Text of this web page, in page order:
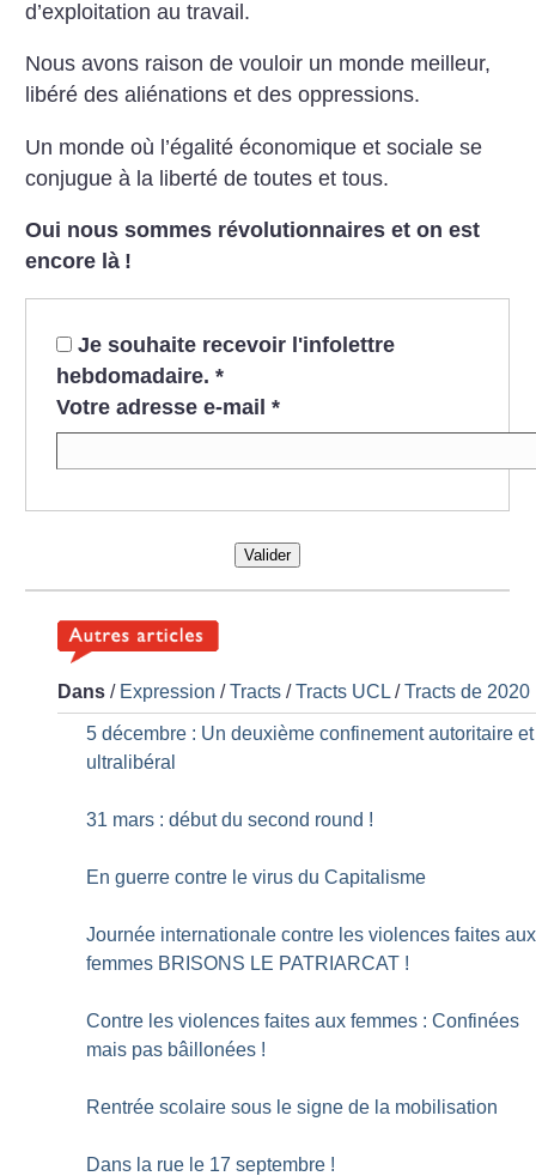
d’exploitation au travail.
Nous avons raison de vouloir un monde meilleur,
libéré des aliénations et des oppressions.
Un monde où l’égalité économique et sociale se
conjugue à la liberté de toutes et tous.
Oui nous sommes révolutionnaires et on est
encore là !
Je souhaite recevoir l'infolettre
hebdomadaire. *
Votre adresse e-mail *
Valider
Dans / Expression /Tracts /Tracts UCL /Tracts de 2020
5 décembre : Un deuxième confinement autoritaire et
ultralibéral
31 mars : début du second round !
En guerre contre le virus du Capitalisme
Journée internationale contre les violences faites aux
femmes BRISONS LE PATRIARCAT !
Contre les violences faites aux femmes : Confinées
mais pas bâillonées !
Rentrée scolaire sous le signe de la mobilisation
Dans la rue le 17 septembre !